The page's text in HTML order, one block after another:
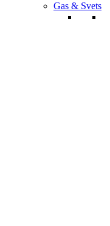
Gas & Svets